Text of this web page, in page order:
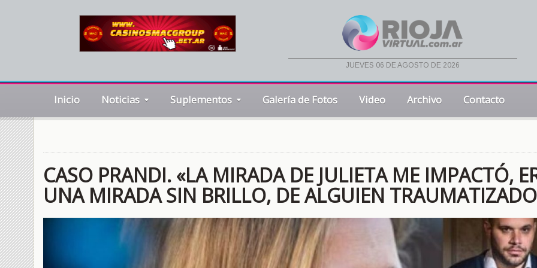
jueves 06 de agosto de 2026
Inicio Noticias Suplementos Galería de Fotos Video Archivo Contacto
CASO PRANDI. «LA MIRADA DE JULIETA ME IMPACTÓ,
UNA MIRADA SIN BRILLO, DE ALGUIEN